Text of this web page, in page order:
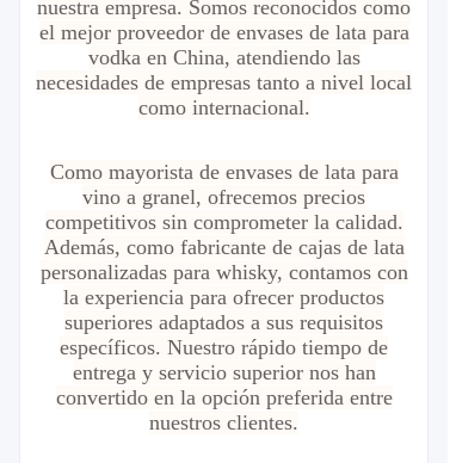
nuestra empresa. Somos reconocidos como
el mejor proveedor de envases de lata para
vodka en China, atendiendo las
necesidades de empresas tanto a nivel local
como internacional.
Como mayorista de envases de lata para
vino a granel, ofrecemos precios
competitivos sin comprometer la calidad.
Además, como fabricante de cajas de lata
personalizadas para whisky, contamos con
la experiencia para ofrecer productos
superiores adaptados a sus requisitos
específicos. Nuestro rápido tiempo de
entrega y servicio superior nos han
convertido en la opción preferida entre
nuestros clientes.